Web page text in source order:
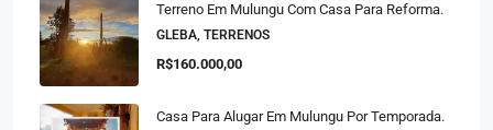
Terreno Em Mulungu Com Casa Para Reforma.
GLEBA, TERRENOS
R$160.000,00
Casa Para Alugar Em Mulungu Por Temporada.